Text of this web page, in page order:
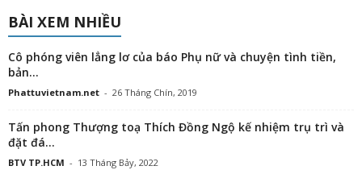
BÀI XEM NHIỀU
Cô phóng viên lẳng lơ của báo Phụ nữ và chuyện tình tiền,
bản...
Phattuvietnam.net - 26 Tháng Chín, 2019
Tấn phong Thượng toạ Thích Đồng Ngộ kế nhiệm trụ trì và
đặt đá...
BTV TP.HCM - 13 Tháng Bảy, 2022